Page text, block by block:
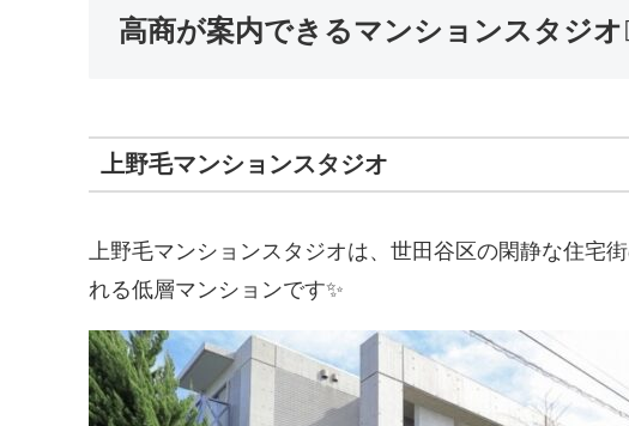
高商が案内できるマンションスタジオ
上野毛マンションスタジオ
上野毛マンションスタジオは、世田谷区の閑静な住宅
れる低層マンションです✨